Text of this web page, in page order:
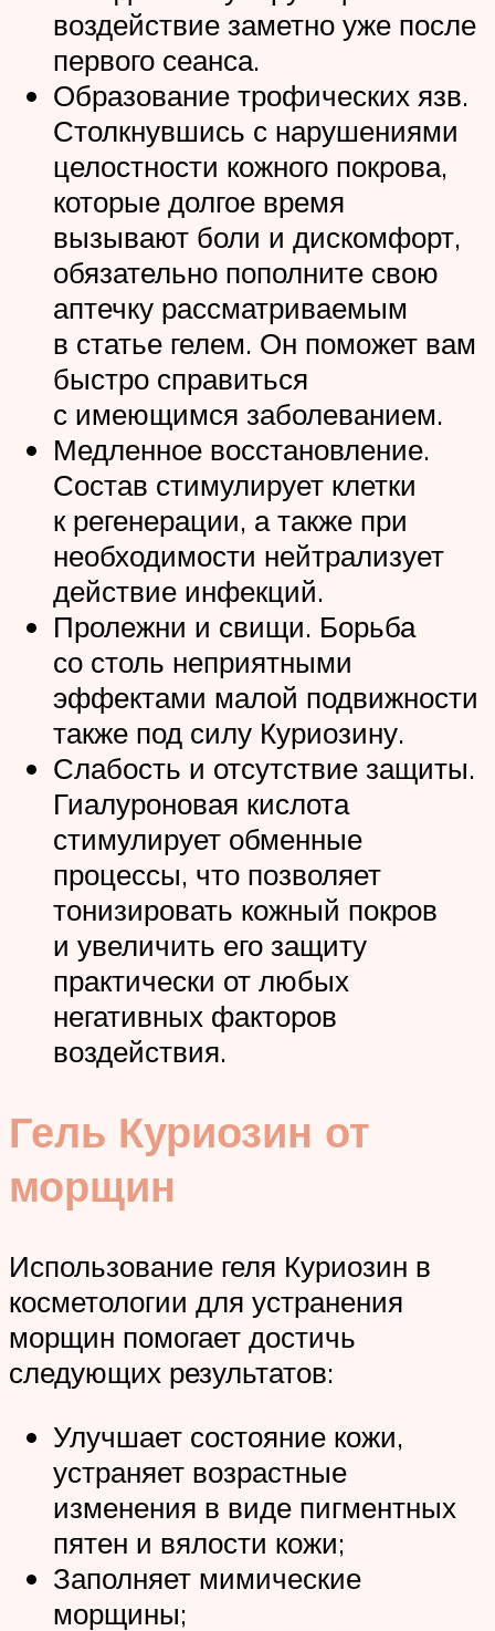
воздействие заметно уже после
первого сеанса.
Образование трофических язв.
Столкнувшись с нарушениями
целостности кожного покрова,
которые долгое время
вызывают боли и дискомфорт,
обязательно пополните свою
аптечку рассматриваемым
в статье гелем. Он поможет вам
быстро справиться
с имеющимся заболеванием.
Медленное восстановление.
Состав стимулирует клетки
к регенерации, а также при
необходимости нейтрализует
действие инфекций.
Пролежни и свищи. Борьба
со столь неприятными
эффектами малой подвижности
также под силу Куриозину.
Слабость и отсутствие защиты.
Гиалуроновая кислота
стимулирует обменные
процессы, что позволяет
тонизировать кожный покров
и увеличить его защиту
практически от любых
негативных факторов
воздействия.
Гель Куриозин от
морщин
Использование геля Куриозин в
косметологии для устранения
морщин помогает достичь
следующих результатов:
Улучшает состояние кожи,
устраняет возрастные
изменения в виде пигментных
пятен и вялости кожи;
Заполняет мимические
морщины;